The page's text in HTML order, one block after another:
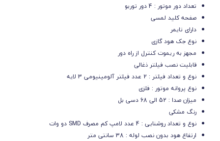
تعداد دور موتور : 4 دور توربو
صفحه کلید لمسی
دارای تایمر
نوع جک هود گازی
مجهز به ریموت کنترل از راه دور
قابلیت نصب فیلتر ذغالی
نوع و تعداد فیلتر : 2 عدد فیلتر آلومینیومی 3 لایه
نوع پروانه موتور : فلزی
میزان صدا : 52 الی 68 دسی بل
رنگ مشکی
نوع و تعداد روشنایی : 4 عدد لامپ کم مصرف SMD دو وات
ارتفاع هود بدون نصب لوله : 38 سانتی متر